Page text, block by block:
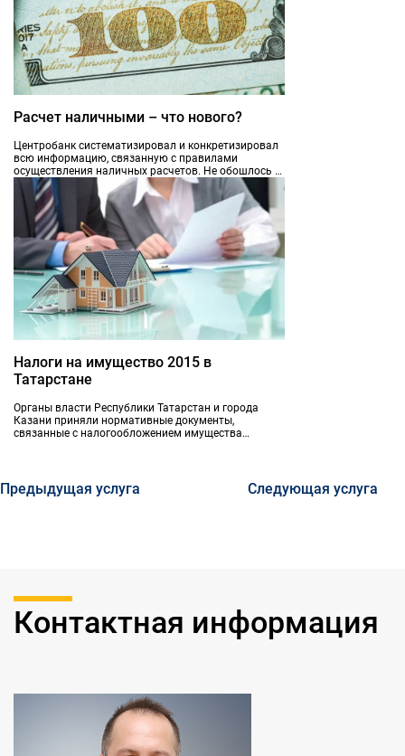
Расчет наличными – что нового?
Центробанк систематизировал и конкретизировал
всю информацию, связанную с правилами
осуществления наличных расчетов. Не обошлось и
без новшеств.
Налоги на имущество 2015 в
Татарстане
Органы власти Республики Татарстан и города
Казани приняли нормативные документы,
связанные с налогообложением имущества
Предыдущая услуга Следующая услуга
Контактная информация